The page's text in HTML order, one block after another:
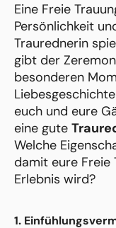
Eine Freie
Persönlichkeit
Traurednerin
gibt der
besonderen
euch und eure
eine gute
Welche
damit eure Freie
Erlebnis wird?
1.